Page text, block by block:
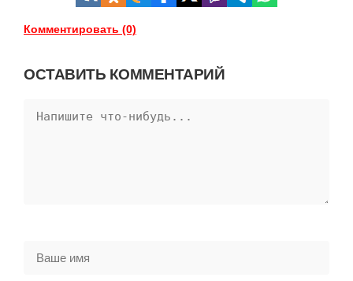
Комментировать (0)
ОСТАВИТЬ КОММЕНТАРИЙ